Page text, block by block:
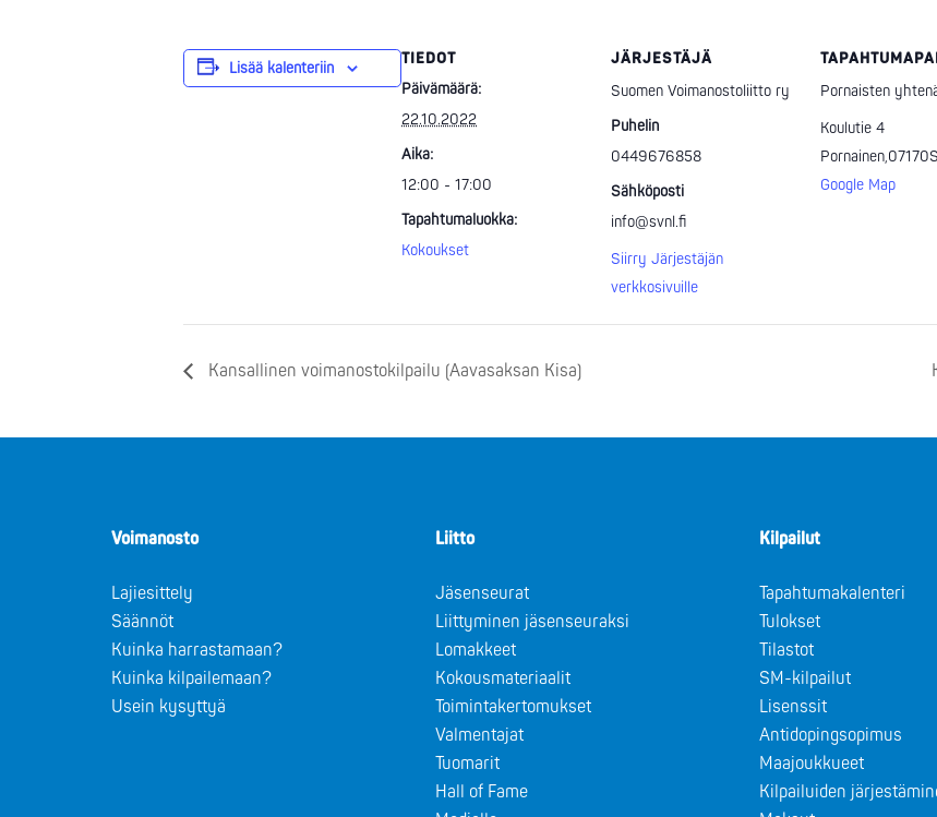
Lisää kalenteriin
TIEDOT
Päivämäärä:
22.10.2022
Aika:
12:00 - 17:00
Tapahtumaluokka:
Kokoukset
JÄRJESTÄJÄ
Suomen Voimanostoliitto ry
Puhelin
0449676858
Sähköposti
info@svnl.fi
Siirry Järjestäjän
verkkosivuille
Pornaisten
Koulutie 4
Pornainen,07170
Google Map
Kansallinen voimanostokilpailu (Aavasaksan Kisa)
Voimanosto
Lajiesittely
Säännöt
Kuinka harrastamaan?
Kuinka kilpailemaan?
Usein kysyttyä
Liitto
Jäsenseurat
Liittyminen jäsenseuraksi
Lomakkeet
Kokousmateriaalit
Toimintakertomukset
Valmentajat
Tuomarit
Hall of Fame
Kilpailut
Tapahtumakalenteri
Tulokset
Tilastot
SM-kilpailut
Lisenssit
Antidopingsopimus
Maajoukkueet
Kilpailuiden